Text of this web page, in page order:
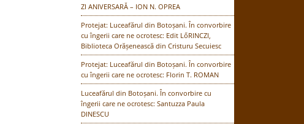
ZI ANIVERSARĂ – ION N. OPREA
Protejat: Luceafărul din Botoșani. În convorbire
cu îngerii care ne ocrotesc: Edit LőRINCZI,
Biblioteca Orășenească din Cristuru Secuiesc
Protejat: Luceafărul din Botoșani. În convorbire
cu îngerii care ne ocrotesc: Florin T. ROMAN
Luceafărul din Botoșani. În convorbire cu
îngerii care ne ocrotesc: Santuzza Paula
DINESCU